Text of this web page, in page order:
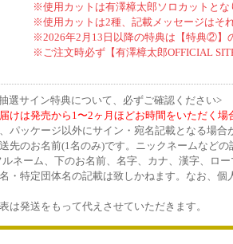
※使用カットは有澤樟太郎ソロカットとな
※使用カットは2種、記載メッセージはそ
※2026年2月13日以降の特典は【特典②】
※ご注文時必ず【有澤樟太郎OFFICIAL
選サイン特典について、必ずご確認ください>
けは発売から1〜2ヶ月ほどお時間をいただく場
パッケージ以外にサイン・宛名記載となる場合
先のお名前(1名のみ)です。ニックネームなどの
ネーム、下のお名前、名字、カナ、漢字、ロ
・特定団体名の記載は致しかねます。なお、
は発送をもって代えさせていただきます。